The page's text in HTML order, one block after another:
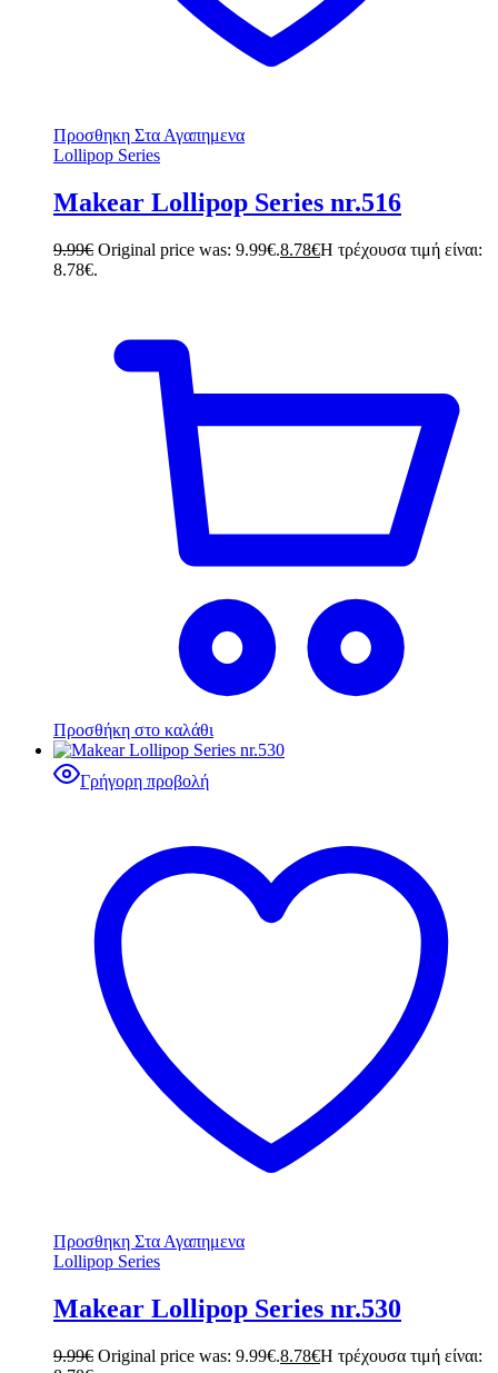
Προσθηκη Στα Αγαπημενα
Lollipop Series
Makear Lollipop Series nr.516
9.99€ Original price was: 9.99€.8.78€Η τρέχουσα τιμή είναι:
8.78€.
Προσθήκη στο καλάθι
Γρήγορη προβολή
Προσθηκη Στα Αγαπημενα
Lollipop Series
Makear Lollipop Series nr.530
9.99€ Original price was: 9.99€.8.78€Η τρέχουσα τιμή είναι: